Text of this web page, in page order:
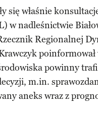
się właśnie
w nadleśnictwie
Regionalnej
powinny
m.in.
aneks wraz z